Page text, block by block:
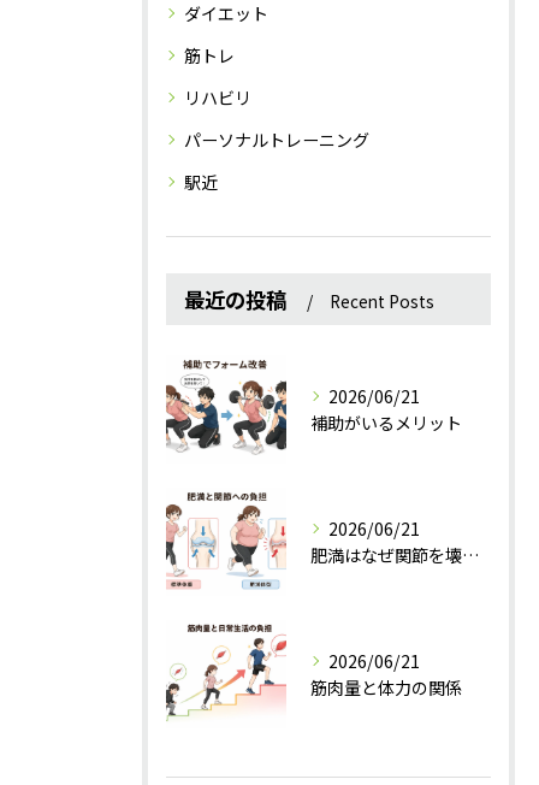
ダイエット
筋トレ
リハビリ
パーソナルトレーニング
駅近
最近の投稿 Recent Posts
2026/06/21
補助がいるメリット
2026/06/21
肥満はなぜ関節を壊すのか？
2026/06/21
筋肉量と体力の関係